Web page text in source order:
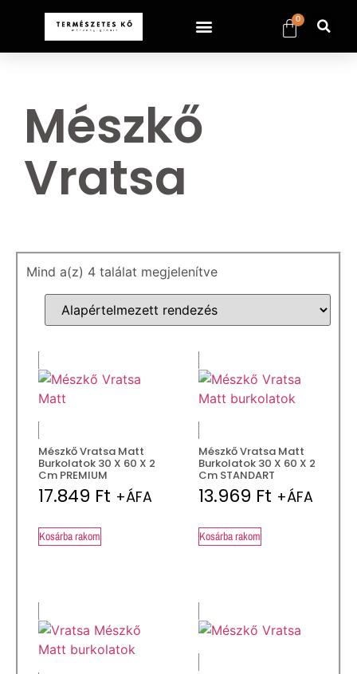
0
Mészkő
Vratsa
Mind a(z) 4 találat megjelenítve
Mészkő Vratsa Matt
Burkolatok 30 X 60 X 2
Cm PREMIUM
17.849 Ft +ÁFA
Kosárba rakom
Mészkő Vratsa Matt
Burkolatok 30 X 60 X 2
Cm STANDART
13.969 Ft +ÁFA
Kosárba rakom